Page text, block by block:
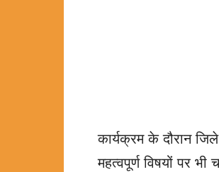
कार्यक्रम के दौरान
महत्वपूर्ण विषयों पर